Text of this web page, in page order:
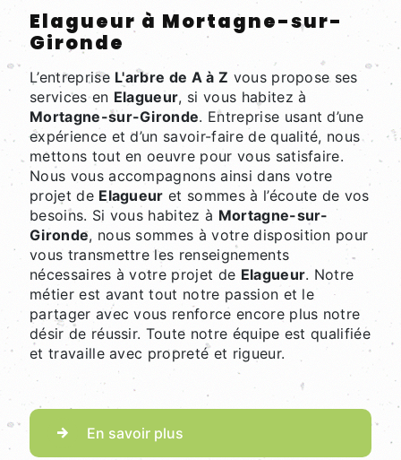
Elagueur à Mortagne-sur-
Gironde
L’entreprise L'arbre de A à Z vous propose ses
services en Elagueur, si vous habitez à
Mortagne-sur-Gironde. Entreprise usant d’une
expérience et d’un savoir-faire de qualité, nous
mettons tout en oeuvre pour vous satisfaire.
Nous vous accompagnons ainsi dans votre
projet de Elagueur et sommes à l’écoute de vos
besoins. Si vous habitez à Mortagne-sur-
Gironde, nous sommes à votre disposition pour
vous transmettre les renseignements
nécessaires à votre projet de Elagueur. Notre
métier est avant tout notre passion et le
partager avec vous renforce encore plus notre
désir de réussir. Toute notre équipe est qualifiée
et travaille avec propreté et rigueur.
En savoir plus